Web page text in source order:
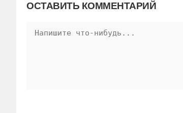
ОСТАВИТЬ КОММЕНТАРИЙ